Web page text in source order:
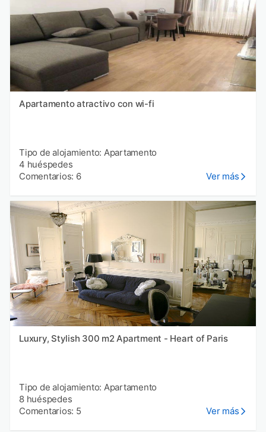
Apartamento atractivo con wi-fi
Tipo de alojamiento: Apartamento
4 huéspedes
Comentarios: 6
Ver más
Luxury, Stylish 300 m2 Apartment - Heart of Paris
Tipo de alojamiento: Apartamento
8 huéspedes
Comentarios: 5
Ver más